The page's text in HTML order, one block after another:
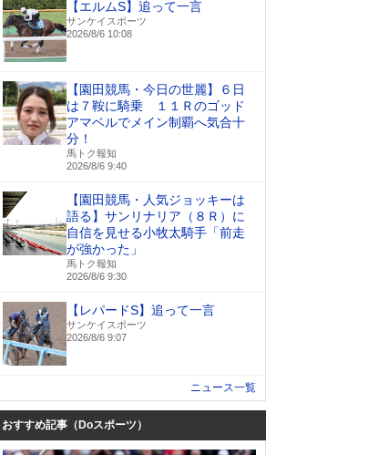
【エルムS】追って一言
サンケイスポーツ
2026/8/6 10:08
【園田競馬・今日の世麗】６日
は７鞍に騎乗 １１Ｒのゴッド
アマベルでメイン制覇へ気合十
分！
馬トク報知
2026/8/6 9:40
【園田競馬・人気ジョッキーは
語る】サンリナリア（８Ｒ）に
自信を見せる小牧太騎手「前走
が強かった」
馬トク報知
2026/8/6 9:30
【レパードS】追って一言
サンケイスポーツ
2026/8/6 9:07
ニュース一覧
おすすめ記事（Doスポーツ）